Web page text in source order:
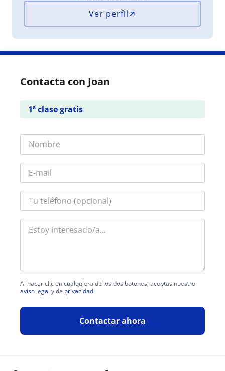
Ver perfil
Contacta con Joan
1ª clase gratis
Al hacer clic en cualquiera de los dos botones, aceptas nuestro
aviso legal y de privacidad
Contactar ahora